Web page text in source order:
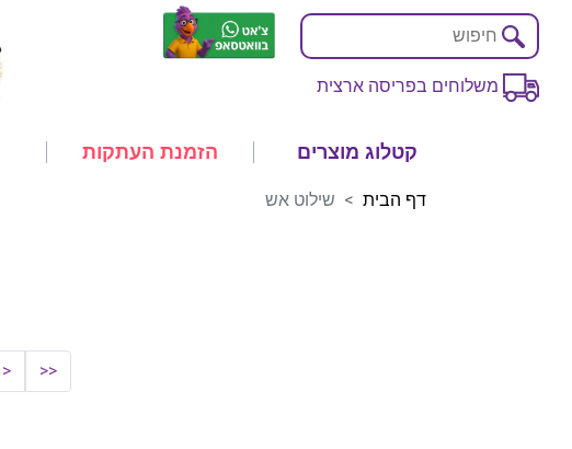
משלוחים בפריסה ארצית
קטלוג מוצרים הזמנת העתקות
דף הבית שילוט אש
<<
<